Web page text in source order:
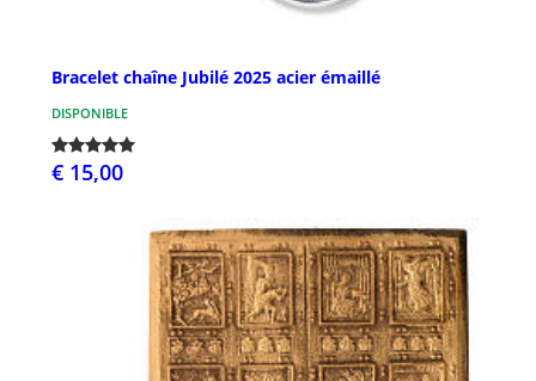
Bracelet chaîne Jubilé 2025 acier émaillé
DISPONIBLE
€ 15,00